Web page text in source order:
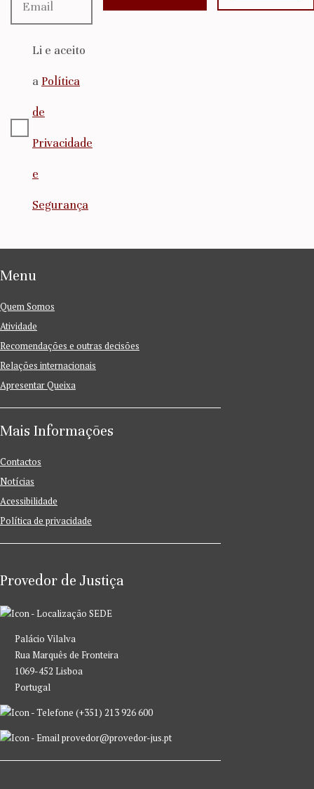
Li e aceito
a Política
de
Privacidade
e
Segurança
Menu
Quem Somos
Atividade
Recomendações e outras decisões
Relações internacionais
Apresentar Queixa
Mais Informações
Contactos
Notícias
Acessibilidade
Política de privacidade
Provedor de Justiça
SEDE
Palácio Vilalva
Rua Marquês de Fronteira
1069-452 Lisboa
Portugal
(+351) 213 926 600
provedor@provedor-jus.pt